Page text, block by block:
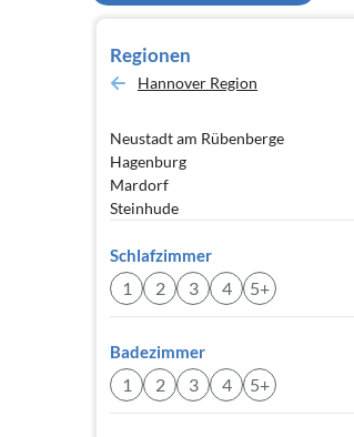
Regionen
Hannover Region
Neustadt am Rübenberge
Hagenburg
Mardorf
Steinhude
Schlafzimmer
1 2 3 4 5+
Badezimmer
1 2 3 4 5+